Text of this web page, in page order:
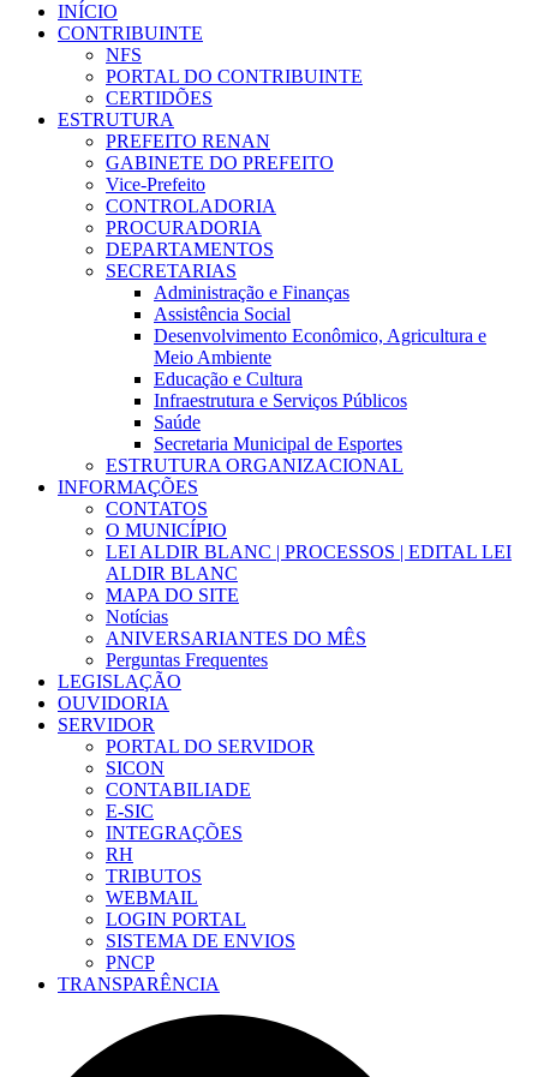
INÍCIO
CONTRIBUINTE
NFS
PORTAL DO CONTRIBUINTE
CERTIDÕES
ESTRUTURA
PREFEITO RENAN
GABINETE DO PREFEITO
Vice-Prefeito
CONTROLADORIA
PROCURADORIA
DEPARTAMENTOS
SECRETARIAS
Administração e Finanças
Assistência Social
Desenvolvimento Econômico, Agricultura e
Meio Ambiente
Educação e Cultura
Infraestrutura e Serviços Públicos
Saúde
Secretaria Municipal de Esportes
ESTRUTURA ORGANIZACIONAL
INFORMAÇÕES
CONTATOS
O MUNICÍPIO
LEI ALDIR BLANC | PROCESSOS | EDITAL LEI
ALDIR BLANC
MAPA DO SITE
Notícias
ANIVERSARIANTES DO MÊS
Perguntas Frequentes
LEGISLAÇÃO
OUVIDORIA
SERVIDOR
PORTAL DO SERVIDOR
SICON
CONTABILIADE
E-SIC
INTEGRAÇÕES
RH
TRIBUTOS
WEBMAIL
LOGIN PORTAL
SISTEMA DE ENVIOS
PNCP
TRANSPARÊNCIA